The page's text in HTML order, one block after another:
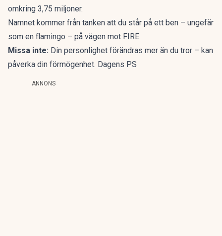
omkring 3,75 miljoner.
Namnet kommer från tanken att du står på ett ben – ungefär
som en flamingo – på vägen mot FIRE.
Missa inte: Din personlighet förändras mer än du tror – kan
påverka din förmögenhet. Dagens PS
ANNONS